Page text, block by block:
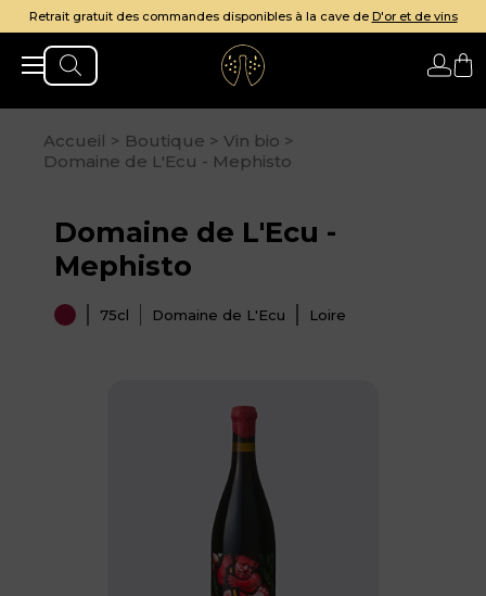
commandes disponibles à la cave deD'or et de vins
Accueil > Boutique > Vin bio >
Domaine de L'Ecu - Mephisto
Domaine de L'Ecu -
Mephisto
75cl Domaine de L'Ecu Loire